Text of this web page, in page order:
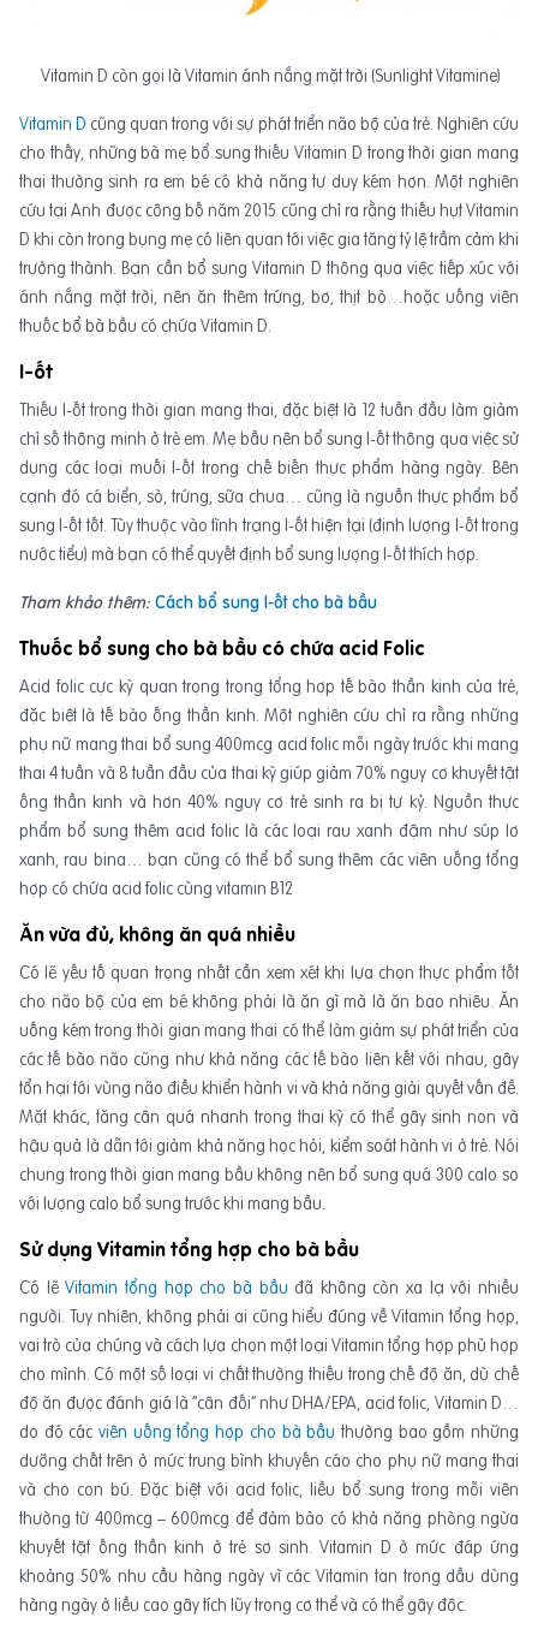
Vitamin D còn gọi là Vitamin ánh nắng mặt trời (Sunlight Vitamine)
Vitamin D cũng quan trong với sự phát triển não bộ của trẻ. Nghiên cứu
cho thấy, những bà mẹ bổ sung thiếu Vitamin D trong thời gian mang
thai thường sinh ra em bé có khả năng tư duy kém hơn. Một nghiên
cứu tại Anh được công bố năm 2015 cũng chỉ ra rằng thiếu hụt Vitamin
D khi còn trong bụng mẹ có liên quan tới việc gia tăng tỷ lệ trầm cảm khi
trưởng thành. Bạn cần bổ sung Vitamin D thông qua việc tiếp xúc với
ánh nắng mặt trời, nên ăn thêm trứng, bơ, thịt bò…hoặc uống viên
thuốc bổ bà bầu có chứa Vitamin D.
I-ốt
Thiếu I-ốt trong thời gian mang thai, đặc biệt là 12 tuần đầu làm giảm
chỉ số thông minh ở trẻ em. Mẹ bầu nên bổ sung I-ốt thông qua việc sử
dụng các loại muối I-ốt trong chế biến thực phẩm hàng ngày. Bên
cạnh đó cá biển, sò, trứng, sữa chua… cũng là nguồn thực phẩm bổ
sung I-ốt tốt. Tùy thuộc vào tình trạng I-ốt hiện tại (định lượng I-ốt trong
nước tiểu) mà bạn có thể quyết định bổ sung lượng I-ốt thích hợp.
Tham khảo thêm: Cách bổ sung I-ốt cho bà bầu
Thuốc bổ sung cho bà bầu có chứa acid Folic
Acid folic cực kỳ quan trọng trong tổng hợp tế bào thần kinh của trẻ,
đặc biệt là tế bào ống thần kinh. Một nghiên cứu chỉ ra rằng những
phụ nữ mang thai bổ sung 400mcg acid folic mỗi ngày trước khi mang
thai 4 tuần và 8 tuần đầu của thai kỳ giúp giảm 70% nguy cơ khuyết tật
ống thần kinh và hơn 40% nguy cơ trẻ sinh ra bị tự kỷ. Nguồn thực
phẩm bổ sung thêm acid folic là các loại rau xanh đậm như súp lơ
xanh, rau bina… bạn cũng có thể bổ sung thêm các viên uống tổng
hợp có chứa acid folic cùng vitamin B12
Ăn vừa đủ, không ăn quá nhiều
Có lẽ yếu tố quan trọng nhất cần xem xét khi lựa chọn thực phẩm tốt
cho não bộ của em bé không phải là ăn gì mà là ăn bao nhiêu. Ăn
uống kém trong thời gian mang thai có thể làm giảm sự phát triển của
các tế bào não cũng như khả năng các tế bào liên kết với nhau, gây
tổn hại tới vùng não điều khiển hành vi và khả năng giải quyết vấn đề.
Mặt khác, tăng cân quá nhanh trong thai kỳ có thể gây sinh non và
hậu quả là dẫn tới giảm khả năng học hỏi, kiểm soát hành vi ở trẻ. Nói
chung trong thời gian mang bầu không nên bổ sung quá 300 calo so
với lượng calo bổ sung trước khi mang bầu.
Sử dụng Vitamin tổng hợp cho bà bầu
Có lẽVitamin tổng hợp cho bà bầu đã không còn xa lạ với nhiều
người. Tuy nhiên, không phải ai cũng hiểu đúng về Vitamin tổng hợp,
vai trò của chúng và cách lựa chọn một loại Vitamin tổng hợp phù hợp
cho mình. Có một số loại vi chất thường thiếu trong chế độ ăn, dù chế
độ ăn được đánh giá là “cân đối” như DHA/EPA, acid folic, Vitamin D…
do đó cácviên uống tổng hợp cho bà bầu thường bao gồm những
dưỡng chất trên ở mức trung bình khuyến cáo cho phụ nữ mang thai
và cho con bú. Đặc biệt với acid folic, liều bổ sung trong mỗi viên
thường từ 400mcg – 600mcg để đảm bảo có khả năng phòng ngừa
khuyết tật ống thần kinh ở trẻ sơ sinh. Vitamin D ở mức đáp ứng
khoảng 50% nhu cầu hàng ngày vì các Vitamin tan trong dầu dùng
hàng ngày ở liều cao gây tích lũy trong cơ thể và có thể gây độc.